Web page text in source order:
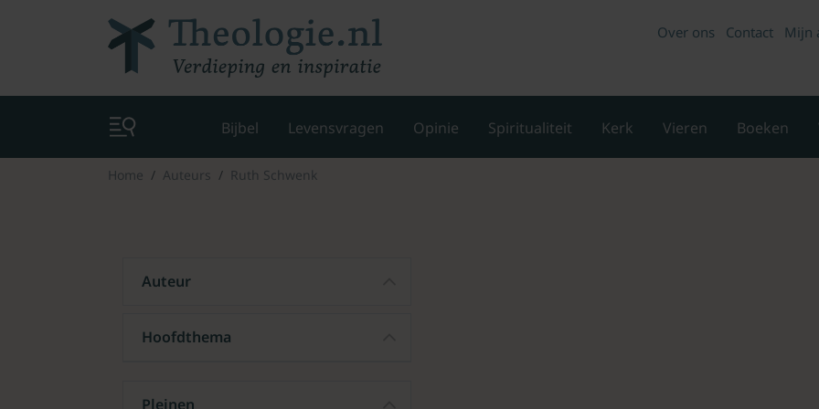
Over ons Contact Mijn
Bijbel Levensvragen Opinie Spiritualiteit Kerk Vieren Boeken
Home Auteurs Ruth Schwenk
Auteur
Hoofdthema
Pleinen